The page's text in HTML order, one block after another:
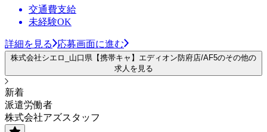
交通費支給
未経験OK
詳細を見る 応募画面に進む
株式会社シエロ_山口県【携帯キャ】エディオン防府店/AF5のその他の
求人を見る
新着
派遣労働者
株式会社アズスタッフ